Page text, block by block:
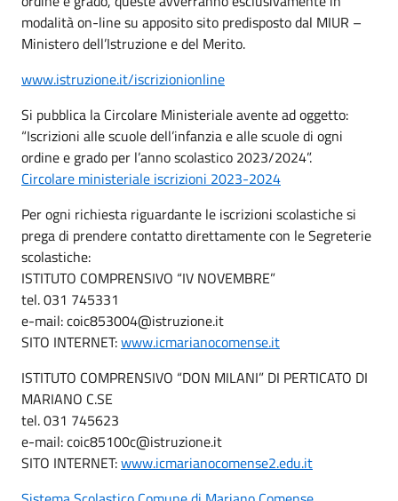
modalità on-line su apposito sito predisposto dal MIUR –
Ministero dell’Istruzione e del Merito.
www.istruzione.it/iscrizionionline
Si pubblica la Circolare Ministeriale avente ad oggetto:
“Iscrizioni alle scuole dell’infanzia e alle scuole di ogni
ordine e grado per l’anno scolastico 2023/2024”.
Circolare ministeriale iscrizioni 2023-2024
Per ogni richiesta riguardante le iscrizioni scolastiche si
prega di prendere contatto direttamente con le Segreterie
scolastiche:
ISTITUTO COMPRENSIVO “IV NOVEMBRE”
tel. 031 745331
e-mail: coic853004@istruzione.it
SITO INTERNET:www.icmarianocomense.it
ISTITUTO COMPRENSIVO “DON MILANI” DI PERTICATO DI
MARIANO C.SE
tel. 031 745623
e-mail: coic85100c@istruzione.it
SITO INTERNET:www.icmarianocomense2.edu.it